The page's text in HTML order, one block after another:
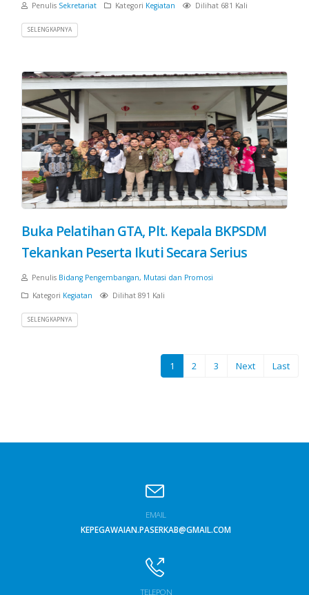
Penulis Sekretariat Kategori Kegiatan Dilihat 681 Kali
SELENGKAPNYA
Buka Pelatihan GTA, Plt. Kepala BKPSDM
Tekankan Peserta Ikuti Secara Serius
Penulis Bidang Pengembangan, Mutasi dan Promosi
Kategori Kegiatan Dilihat 891 Kali
SELENGKAPNYA
1 2 3 Next Last
EMAIL
KEPEGAWAIAN.PASERKAB@GMAIL.COM
TELEPON